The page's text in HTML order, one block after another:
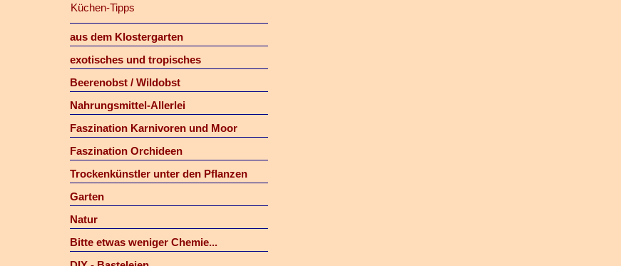
Küchen-Tipps
aus dem Klostergarten
exotisches und tropisches
Beerenobst / Wildobst
Nahrungsmittel-Allerlei
Faszination Karnivoren und Moor
Faszination Orchideen
Trockenkünstler unter den Pflanzen
Garten
Natur
Bitte etwas weniger Chemie...